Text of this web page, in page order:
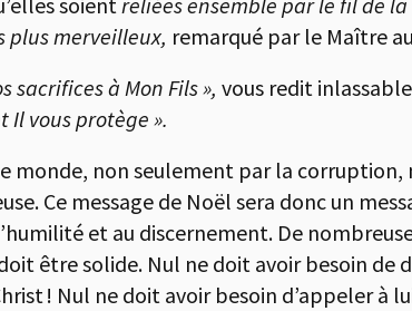
plus merveilleux, remarqué par le Maître
sacrifices à Mon Fils », vous redit
Il vous protège ».
monde, non seulement par la
Ce message de Noël sera donc un
et au discernement. De
être solide. Nul ne doit avoir besoin de
! Nul ne doit avoir besoin d’appeler à